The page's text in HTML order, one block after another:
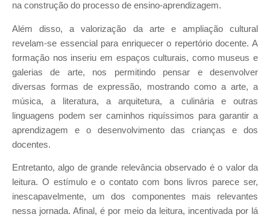
na construção do processo de ensino-aprendizagem.
Além disso, a valorização da arte e ampliação cultural
revelam-se essencial para enriquecer o repertório docente. A
formação nos inseriu em espaços culturais, como museus e
galerias de arte, nos permitindo pensar e desenvolver
diversas formas de expressão, mostrando como a arte, a
música, a literatura, a arquitetura, a culinária e outras
linguagens podem ser caminhos riquíssimos para garantir a
aprendizagem e o desenvolvimento das crianças e dos
docentes.
Entretanto, algo de grande relevância observado é o valor da
leitura. O estímulo e o contato com bons livros parece ser,
inescapavelmente, um dos componentes mais relevantes
nessa jornada. Afinal, é por meio da leitura, incentivada por lá